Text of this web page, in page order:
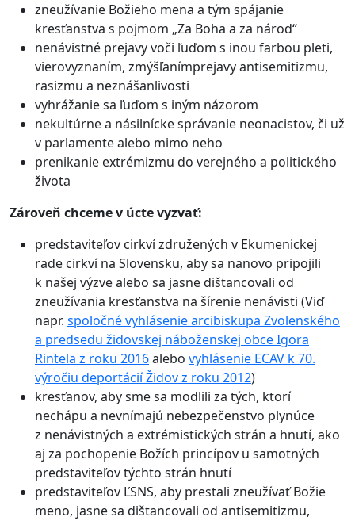
zneužívanie Božieho mena a tým spájanie
kresťanstva s pojmom „Za Boha a za národ“
nenávistné prejavy voči ľuďom s inou farbou pleti,
vierovyznaním, zmýšľanímprejavy antisemitizmu,
rasizmu a neznášanlivosti
vyhrážanie sa ľuďom s iným názorom
nekultúrne a násilnícke správanie neonacistov, či už
v parlamente alebo mimo neho
prenikanie extrémizmu do verejného a politického
života
Zároveň chceme v úcte vyzvať:
predstaviteľov cirkví združených v Ekumenickej
rade cirkví na Slovensku, aby sa nanovo pripojili
k našej výzve alebo sa jasne dištancovali od
zneužívania kresťanstva na šírenie nenávisti (Viď
napr. spoločné vyhlásenie arcibiskupa Zvolenského
a predsedu židovskej náboženskej obce Igora
Rintela z roku 2016alebo vyhlásenie ECAV k 70.
výročiu deportácií Židov z roku 2012)
kresťanov, aby sme sa modlili za tých, ktorí
nechápu a nevnímajú nebezpečenstvo plynúce
z nenávistných a extrémistických strán a hnutí, ako
aj za pochopenie Božích princípov u samotných
predstaviteľov týchto strán hnutí
predstaviteľov ĽSNS, aby prestali zneužívať Božie
meno, jasne sa dištancovali od antisemitizmu,